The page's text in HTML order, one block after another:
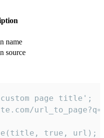
name
source
page title';
true, url);